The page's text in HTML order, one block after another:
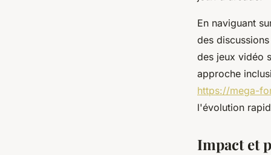
En naviguant
des
des jeux vidéo
approche
https://mega-
l'évolution
Impact et